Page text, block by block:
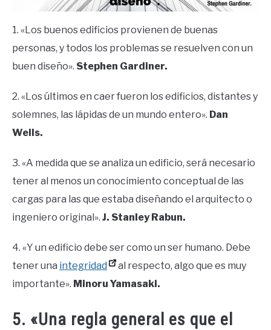
1. «Los buenos edificios provienen de buenas
personas, y todos los problemas se resuelven con un
buen diseño». Stephen Gardiner.
2. «Los últimos en caer fueron los edificios, distantes y
solemnes, las lápidas de un mundo entero». Dan
Wells.
3. «A medida que se analiza un edificio, será necesario
tener al menos un conocimiento conceptual de las
cargas para las que estaba diseñando el arquitecto o
ingeniero original». J. Stanley Rabun.
4. «Y un edificio debe ser como un ser humano. Debe
tener una integridad
al respecto, algo que es muy
importante». Minoru Yamasaki.
5. «Una regla general es que el